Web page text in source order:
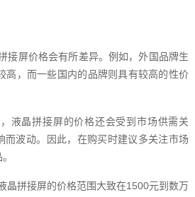
接屏价格会有所差异。例如，外国品牌生
高，而一些国内的品牌则具有较高的性价
液晶拼接屏的价格还会受到市场供需关
而波动。因此，在购买时建议多关注市场
晶拼接屏的价格范围大致在1500元到数万